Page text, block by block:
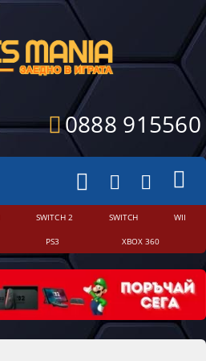
0888 915560
SWITCH 2 SWITCH WII
PS3 XBOX 360